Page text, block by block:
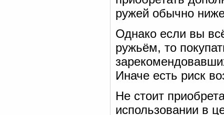
ружей обычно
Однако если вы
ружьём, то
Иначе есть риск
Не стоит
использовании в